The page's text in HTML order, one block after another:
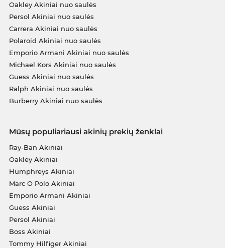
Oakley Akiniai nuo saulės
Persol Akiniai nuo saulės
Carrera Akiniai nuo saulės
Polaroid Akiniai nuo saulės
Emporio Armani Akiniai nuo saulės
Michael Kors Akiniai nuo saulės
Guess Akiniai nuo saulės
Ralph Akiniai nuo saulės
Burberry Akiniai nuo saulės
Mūsų populiariausi akinių prekių ženklai
Ray-Ban Akiniai
Oakley Akiniai
Humphreys Akiniai
Marc O Polo Akiniai
Emporio Armani Akiniai
Guess Akiniai
Persol Akiniai
Boss Akiniai
Tommy Hilfiger Akiniai